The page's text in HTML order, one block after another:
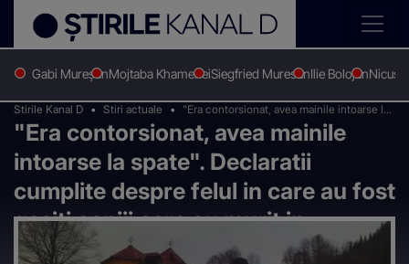
Gabi MureșanMojtaba KhameneiSiegfried MuresanIlie Bolojan
Stirile Kanal D Stiri actuale
"Era contorsionat, avea mainile intoarse la
spate". Declaratii cumplite despre felul in
care au fost gasiti copiii care au murit in
avalansa
"Era contorsionat, avea mainile
intoarse la spate". Declaratii
cumplite despre felul in care au fost
gasiti copiii care au murit in
avalansa